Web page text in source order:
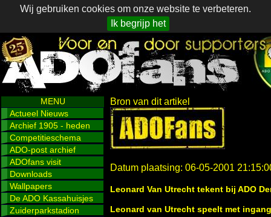
Wij gebruiken cookies om onze website te verbeteren.
Ik begrijp het
MENU
Actueel Nieuws
Archief 1905 - heden
Competitieschema
ADO-post archief
ADOfans visit
Downloads
Wallpapers
De ADO Kassahuisjes
Zuiderparkstadion
Bron van dit artikel
Datum plaatsing: 06-05-2001
Leonard Van Utrecht tekent bij ADO
Leonard van Utrecht speelt met